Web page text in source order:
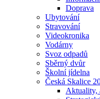
Doprava
Ubytování
Stravování
Videokronika
Vodárny
Svoz odpadů
Sběrný dvůr
Školní jídelna
Česká Skalice
Aktuality,